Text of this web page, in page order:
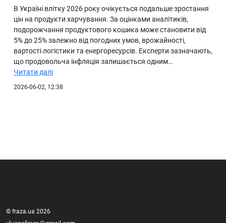
В Україні влітку 2026 року очікується подальше зростання
цін на продукти харчування. За оцінками аналітиків,
подорожчання продуктового кошика може становити від
5% до 25% залежно від погодних умов, врожайності,
вартості логістики та енергоресурсів. Експерти зазначають,
що продовольча інфляція залишається одним…
Читати далі
2026-06-02, 12:38
© fraza.ua 2026